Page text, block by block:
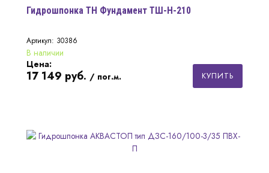
Гидрошпонка ТН Фундамент ТШ-Н-210
Артикул: 30386
В наличии
Цена:
17 149 руб. / пог.м. КУПИТЬ